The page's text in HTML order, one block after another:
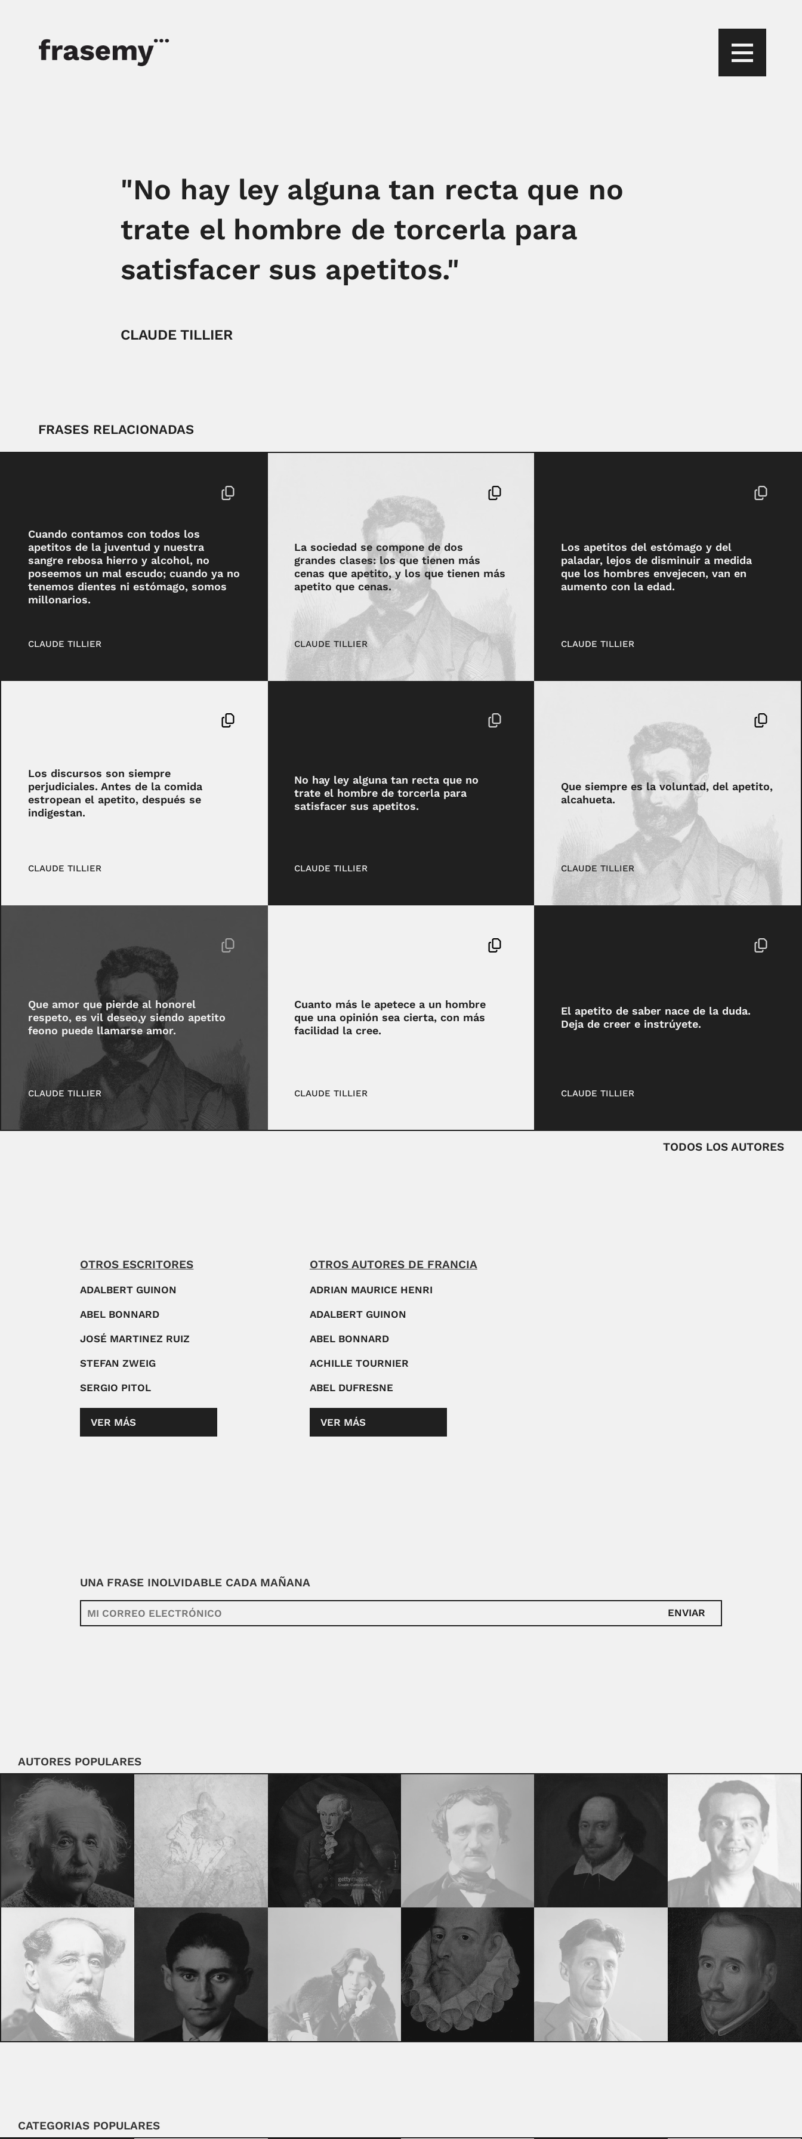
"No hay ley alguna tan recta que no
trate el hombre de torcerla para
satisfacer sus apetitos."
CLAUDE TILLIER
FRASES RELACIONADAS
Cuando contamos con todos los
apetitos de la juventud y nuestra
sangre rebosa hierro y alcohol, no
poseemos un mal escudo; cuando ya no
tenemos dientes ni estómago, somos
millonarios.
CLAUDE TILLIER
La sociedad se compone de dos
grandes clases: los que tienen más
cenas que apetito, y los que tienen más
apetito que cenas.
CLAUDE TILLIER
Los apetitos del estómago y del
paladar, lejos de disminuir a medida
que los hombres envejecen, van en
aumento con la edad.
CLAUDE TILLIER
Los discursos son siempre
perjudiciales. Antes de la comida
estropean el apetito, después se
indigestan.
CLAUDE TILLIER
No hay ley alguna tan recta que no
trate el hombre de torcerla para
satisfacer sus apetitos.
CLAUDE TILLIER
Que siempre es la voluntad, del apetito,
alcahueta.
CLAUDE TILLIER
Que amor que pierde al honorel
respeto, es vil deseo,y siendo apetito
feono puede llamarse amor.
CLAUDE TILLIER
Cuanto más le apetece a un hombre
que una opinión sea cierta, con más
facilidad la cree.
CLAUDE TILLIER
El apetito de saber nace de la duda.
Deja de creer e instrúyete.
CLAUDE TILLIER
TODOS LOS AUTORES
OTROS ESCRITORES
ADALBERT GUINON
ABEL BONNARD
JOSÉ MARTINEZ RUIZ
STEFAN ZWEIG
SERGIO PITOL
VER MÁS
OTROS AUTORES DE FRANCIA
ADRIAN MAURICE HENRI
ADALBERT GUINON
ABEL BONNARD
ACHILLE TOURNIER
ABEL DUFRESNE
VER MÁS
UNA FRASE INOLVIDABLE CADA MAÑANA
ENVIAR
AUTORES POPULARES
CATEGORIAS POPULARES